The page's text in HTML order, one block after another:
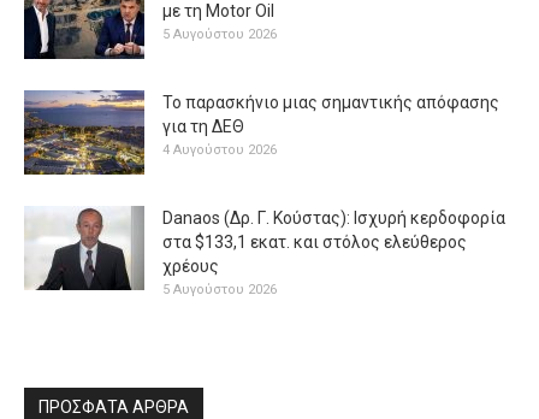
με τη Μotor Oil
5 Αυγούστου 2026
Το παρασκήνιο μιας σημαντικής απόφασης
για τη ΔΕΘ
4 Αυγούστου 2026
Danaos (Δρ. Γ. Κούστας): Ισχυρή κερδοφορία
στα $133,1 εκατ. και στόλος ελεύθερος
χρέους
5 Αυγούστου 2026
ΠΡΟΣΦΑΤΑ ΑΡΘΡΑ